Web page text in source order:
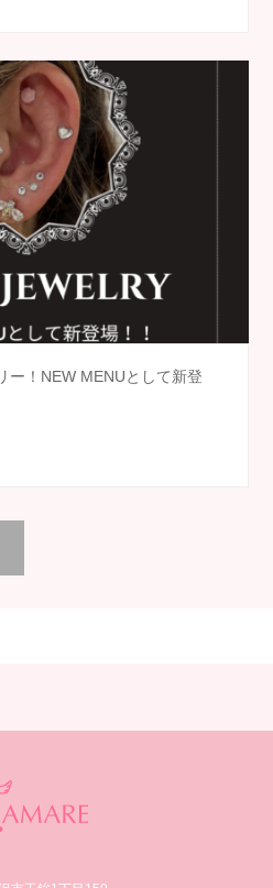
ー！NEW MENUとして新登